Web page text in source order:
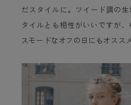
だスタイルに。ツイード調の
タイルとも相性がいいですが
スモードなオフの日にもオスス